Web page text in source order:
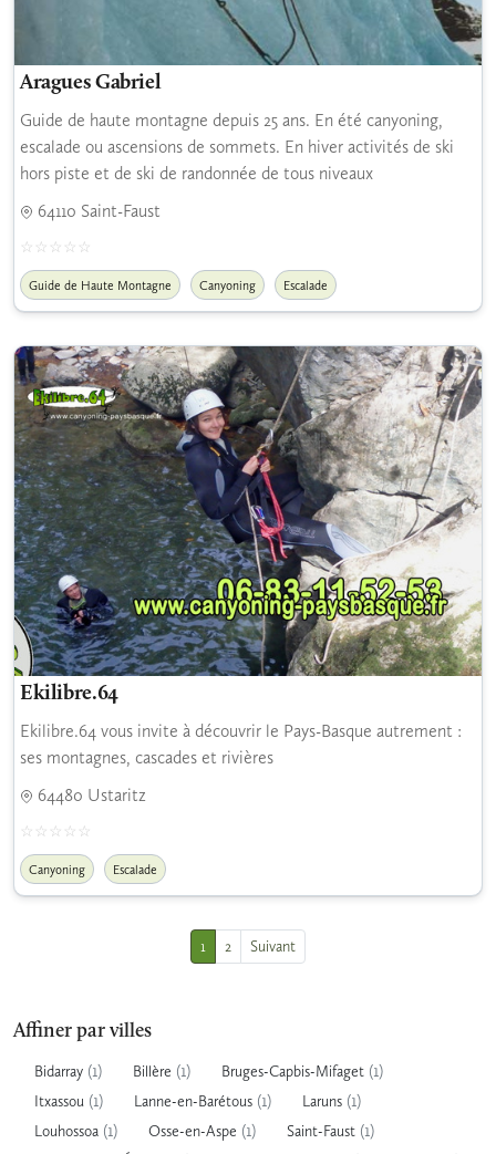
Affiner par villes
Bidarray (1) Billère (1) Bruges-Capbis-Mifaget (1)
Itxassou (1) Lanne-en-Barétous (1) Laruns (1)
Louhossoa (1) Osse-en-Aspe (1) Saint-Faust (1)
Aragues Gabriel
Guide de haute montagne depuis 25 ans. En été canyoning,
escalade ou ascensions de sommets. En hiver activités de ski
hors piste et de ski de randonnée de tous niveaux
64110 Saint-Faust
Guide de Haute Montagne Canyoning Escalade
Ekilibre.64
Ekilibre.64 vous invite à découvrir le Pays-Basque autrement :
ses montagnes, cascades et rivières
64480 Ustaritz
Canyoning Escalade
1 2 Suivant